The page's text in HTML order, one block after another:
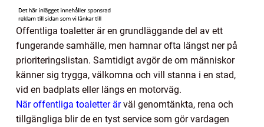
Offentliga toaletter är en grundläggande del av ett
fungerande samhälle, men hamnar ofta längst ner på
prioriteringslistan. Samtidigt avgör de om människor
känner sig trygga, välkomna och vill stanna i en stad,
vid en badplats eller längs en motorväg.
När offentliga toaletter ärväl genomtänkta, rena och
tillgängliga blir de en tyst service som gör vardagen